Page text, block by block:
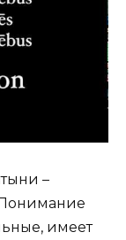
–
имеет